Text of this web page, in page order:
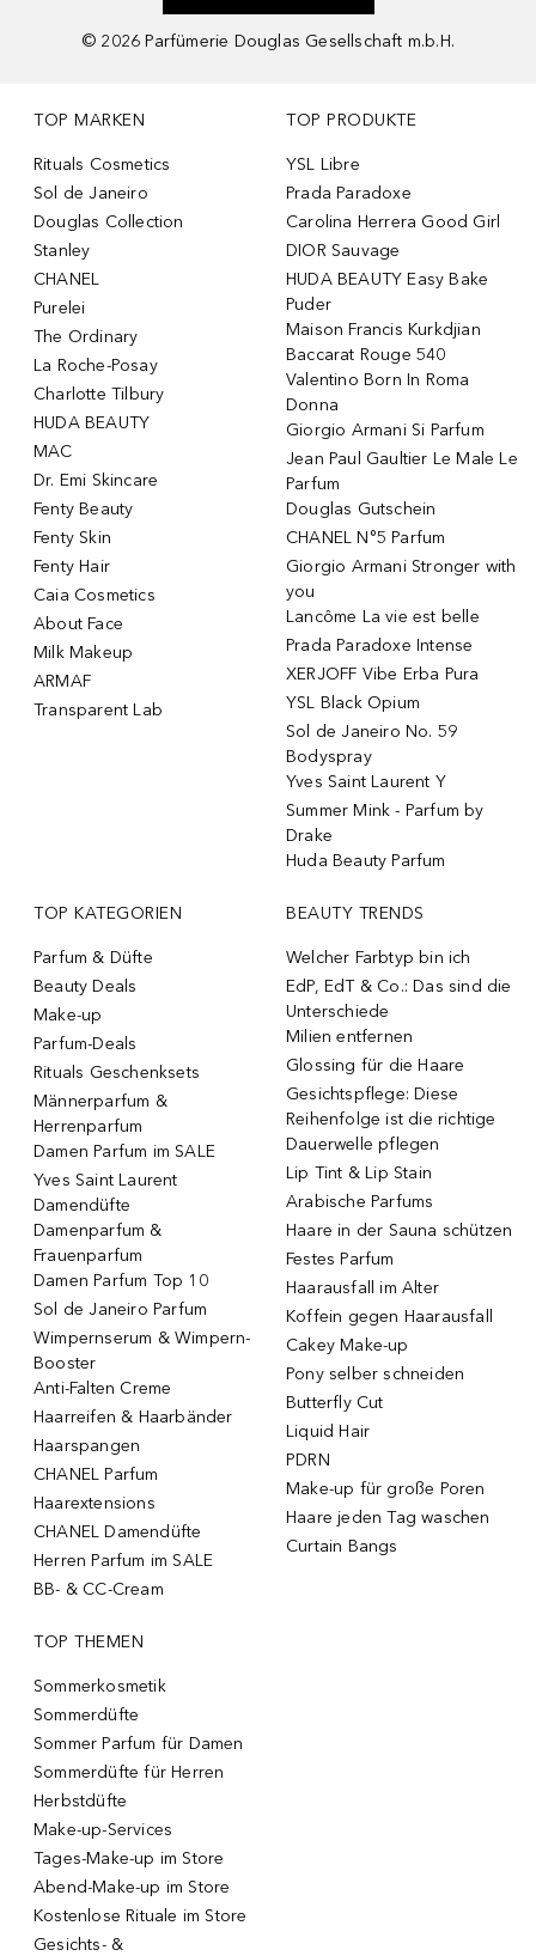
© 2026 Parfümerie Douglas Gesellschaft m.b.H.
TOP MARKEN
Rituals Cosmetics
Sol de Janeiro
Douglas Collection
Stanley
CHANEL
Purelei
The Ordinary
La Roche-Posay
Charlotte Tilbury
HUDA BEAUTY
MAC
Dr. Emi Skincare
Fenty Beauty
Fenty Skin
Fenty Hair
Caia Cosmetics
About Face
Milk Makeup
ARMAF
Transparent Lab
TOP PRODUKTE
YSL Libre
Prada Paradoxe
Carolina Herrera Good Girl
DIOR Sauvage
HUDA BEAUTY Easy Bake
Puder
Maison Francis Kurkdjian
Baccarat Rouge 540
Valentino Born In Roma
Donna
Giorgio Armani Si Parfum
Jean Paul Gaultier Le Male Le
Parfum
Douglas Gutschein
CHANEL N°5 Parfum
Giorgio Armani Stronger with
you
Lancôme La vie est belle
Prada Paradoxe Intense
XERJOFF Vibe Erba Pura
YSL Black Opium
Sol de Janeiro No. 59
Bodyspray
Yves Saint Laurent Y
Summer Mink - Parfum by
Drake
Huda Beauty Parfum
TOP KATEGORIEN
Parfum & Düfte
Beauty Deals
Make-up
Parfum-Deals
Rituals Geschenksets
Männerparfum &
Herrenparfum
Damen Parfum im SALE
Yves Saint Laurent
Damendüfte
Damenparfum &
Frauenparfum
Damen Parfum Top 10
Sol de Janeiro Parfum
Wimpernserum & Wimpern-
Booster
Anti-Falten Creme
Haarreifen & Haarbänder
Haarspangen
CHANEL Parfum
Haarextensions
CHANEL Damendüfte
Herren Parfum im SALE
BB- & CC-Cream
BEAUTY TRENDS
Welcher Farbtyp bin ich
EdP, EdT & Co.: Das sind die
Unterschiede
Milien entfernen
Glossing für die Haare
Gesichtspflege: Diese
Reihenfolge ist die richtige
Dauerwelle pflegen
Lip Tint & Lip Stain
Arabische Parfums
Haare in der Sauna schützen
Festes Parfum
Haarausfall im Alter
Koffein gegen Haarausfall
Cakey Make-up
Pony selber schneiden
Butterfly Cut
Liquid Hair
PDRN
Make-up für große Poren
Haare jeden Tag waschen
Curtain Bangs
TOP THEMEN
Sommerkosmetik
Sommerdüfte
Sommer Parfum für Damen
Sommerdüfte für Herren
Herbstdüfte
Make-up-Services
Tages-Make-up im Store
Abend-Make-up im Store
Kostenlose Rituale im Store
Gesichts- &